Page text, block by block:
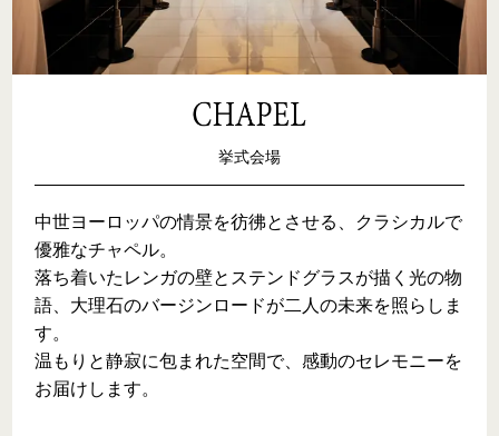
挙式会場
中世ヨーロッパの情景を彷彿とさせる、クラシカルで
優雅なチャペル。
落ち着いたレンガの壁とステンドグラスが描く光の物
語、大理石のバージンロードが二人の未来を照らしま
す。
温もりと静寂に包まれた空間で、感動のセレモニーを
お届けします。